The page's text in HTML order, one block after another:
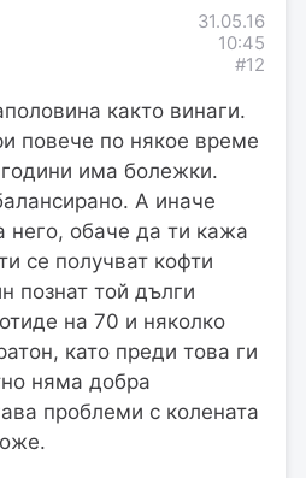
31.05.16
10:45
#12
както винаги.
повече по някое време
има болежки.
А иначе
него, обаче да ти кажа
се получват кофти
познат той дълги
на 70 и няколко
като преди това ги
няма добра
проблеми с колената